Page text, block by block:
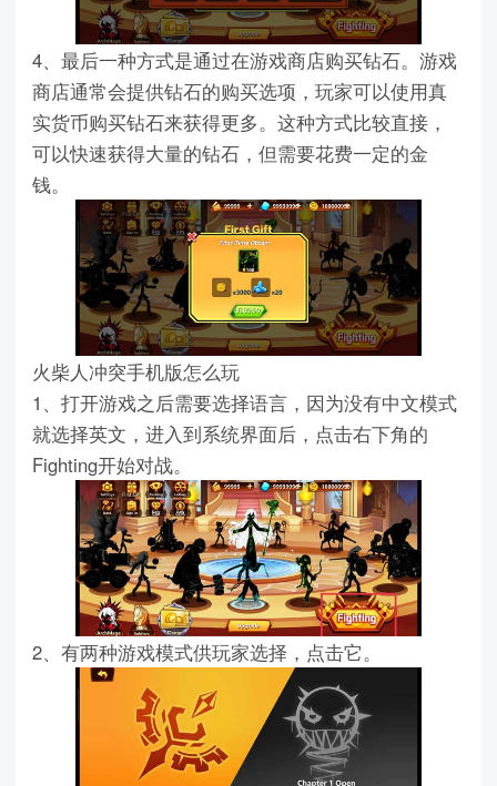
4、最后一种方式是通过在游戏商店购买钻石。游戏
商店通常会提供钻石的购买选项，玩家可以使用真
实货币购买钻石来获得更多。这种方式比较直接，
可以快速获得大量的钻石，但需要花费一定的金
钱。
火柴人冲突手机版怎么玩
1、打开游戏之后需要选择语言，因为没有中文模式
就选择英文，进入到系统界面后，点击右下角的
Fighting开始对战。
2、有两种游戏模式供玩家选择，点击它。